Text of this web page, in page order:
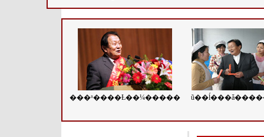
���ʱ����Ƚ��¼�����